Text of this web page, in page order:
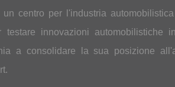
centro per l'industria
innovazioni automobilistiche
a consolidare la sua posizione